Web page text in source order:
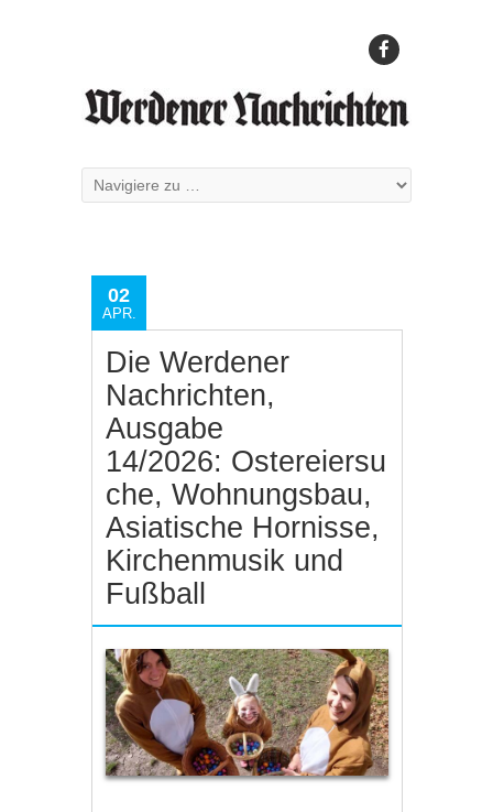
02
APR.
Die Werdener
Nachrichten,
Ausgabe
14/2026: Ostereiersu
che, Wohnungsbau,
Asiatische Hornisse,
Kirchenmusik und
Fußball